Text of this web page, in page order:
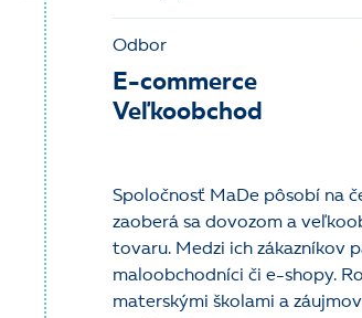
Odbor
E-commerce
Veľkoobchod
Spoločnosť MaDe pôsobí na
zaoberá sa dovozom a
tovaru. Medzi ich zákazníkov
maloobchodníci či e-shopy.
materskými školami a